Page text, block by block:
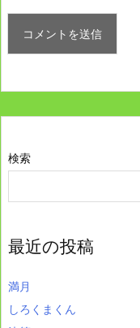
検索
最近の投稿
満月
しろくまくん